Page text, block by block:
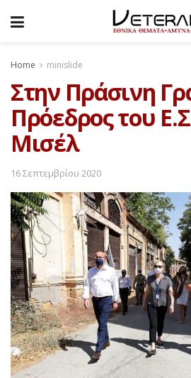
Home minislide
Στην Πράσινη
Πρόεδρος του
Μισέλ
16 Σεπτεμβρίου 2020